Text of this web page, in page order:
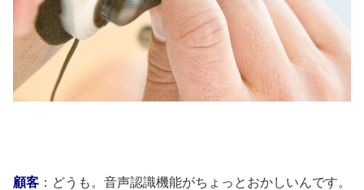
顧客 ：どうも。音声認識機能がちょっとおかしいんです。